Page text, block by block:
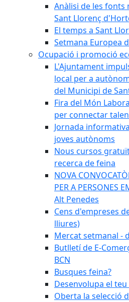
Anàlisi de les
Sant Llorenç
El temps a Sant
Setmana Europea
Ocupació i promoció
L'Ajuntament
local per a
del Municipi de
Fira del Món
per connectar
Jornada
joves autònoms
Nous cursos
recerca de feina
NOVA
PER A PERSONES
Alt Penedes
Cens d'empreses
lliures)
Mercat setmanal -
Butlletí de E-
BCN
Busques feina?
Desenvolupa el
Oberta la selecció